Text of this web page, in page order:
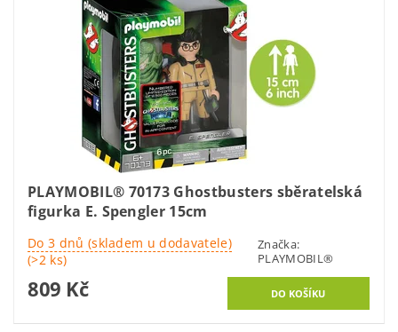
PLAYMOBIL® 70173 Ghostbusters sběratelská
figurka E. Spengler 15cm
Do 3 dnů (skladem u dodavatele)
(>2 ks)
Značka:
PLAYMOBIL®
809 Kč